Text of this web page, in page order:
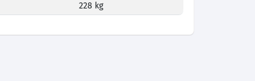
228 kg